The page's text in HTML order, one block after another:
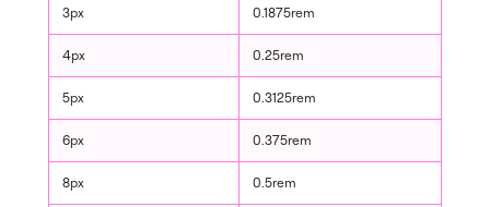
3px 0.1875rem
4px 0.25rem
5px 0.3125rem
6px 0.375rem
8px 0.5rem